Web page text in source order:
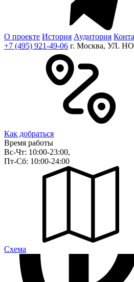
О проекте История Аудитория
+7 (495) 921-49-06 г. Москва, УЛ.
Как добраться
Время работы
Вс-Чт: 10:00-23:00,
Пт-Сб: 10:00-24:00
Cхема